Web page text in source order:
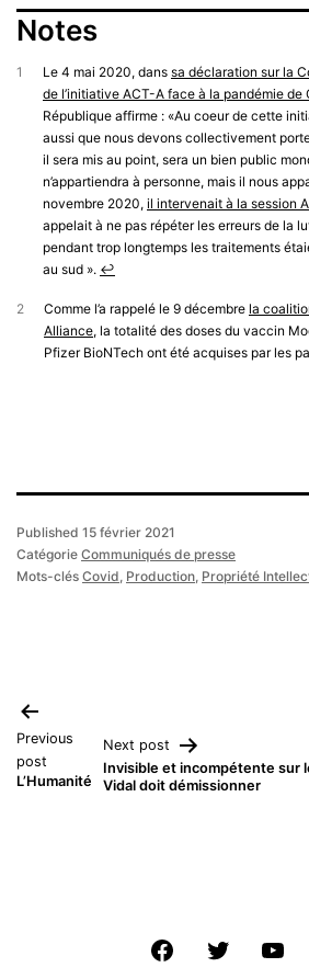
Notes
1 Le 4 mai 2020, dans sa déclaration sur la
de l’initiative ACT-A face à la pandémie de
République affirme : «Au coeur de cette
aussi que nous devons collectivement
il sera mis au point, sera un bien public
n’appartiendra à personne, mais il nous
novembre 2020, il intervenait à la session
appelait à ne pas répéter les erreurs de la
pendant trop longtemps les traitements
au sud ». ↩︎
2 Comme l’a rappelé le 9 décembre la
Alliance, la totalité des doses du vaccin
Pfizer BioNTech ont été acquises par les
Published 15 février 2021
Catégorie Communiqués de presse
Mots-clés Covid, Production, Propriété
Navigation
de
Previous
post
L’Humanité
Next post
Invisible et incompétente sur
Vidal doit démissionner
FacebookTwitter